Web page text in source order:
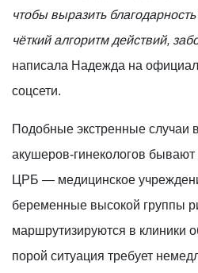
чтобы выразить
чёткий алгоритм действий,
написала Надежда на
соцсети.
Подобные экстренные случаи
акушеров-гинекологов бывают
ЦРБ — медицинское
беременные высокой группы
маршрутизируются в клиники
порой ситуация требует